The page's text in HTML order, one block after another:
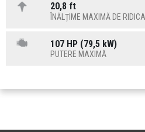
20,8 ft
ÎNĂLȚIME MAXIMĂ DE
107 HP (79,5 kW)
PUTERE MAXIMĂ